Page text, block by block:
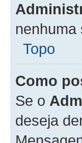
nenhuma
Topo
Como
Se o
deseja